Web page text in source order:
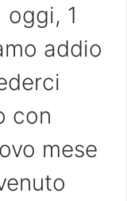
1
addio
con
mese